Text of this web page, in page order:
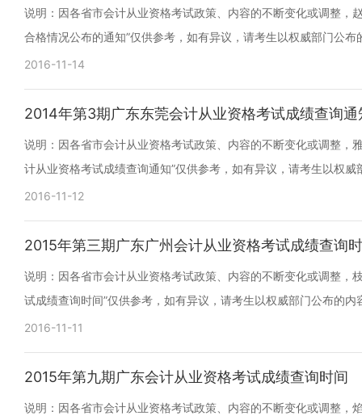
说明：因各省市会计从业资格考试政策、内容的不断变化或调整，
合格情况公布的通知”仅供参考，如有异议，请考生以权威部门公布
2016-11-14
2014年第3期广东东莞会计从业资格考试成绩查询通
说明：因各省市会计从业资格考试政策、内容的不断变化或调整，
计从业资格考试成绩查询通知”仅供参考，如有异议，请考生以权威
2016-11-12
2015年第三期广东广州会计从业资格考试成绩查询
说明：因各省市会计从业资格考试政策、内容的不断变化或调整，
试成绩查询时间”仅供参考，如有异议，请考生以权威部门公布的内
2016-11-11
2015年第九期广东会计从业资格考试成绩查询时间
说明：因各省市会计从业资格考试政策、内容的不断变化或调整，